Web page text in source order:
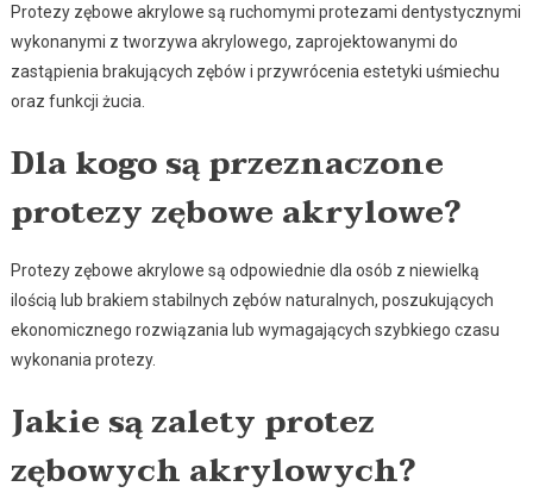
Protezy zębowe akrylowe są ruchomymi protezami dentystycznymi
wykonanymi z tworzywa akrylowego, zaprojektowanymi do
zastąpienia brakujących zębów i przywrócenia estetyki uśmiechu
oraz funkcji żucia.
Dla kogo są przeznaczone
protezy zębowe akrylowe?
Protezy zębowe akrylowe są odpowiednie dla osób z niewielką
ilością lub brakiem stabilnych zębów naturalnych, poszukujących
ekonomicznego rozwiązania lub wymagających szybkiego czasu
wykonania protezy.
Jakie są zalety protez
zębowych akrylowych?